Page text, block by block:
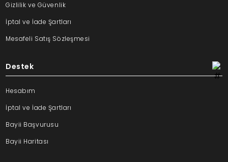
Gizlilik ve Güvenlik
İptal ve İade Şartları
Mesafeli Satış Sözleşmesi
Destek
Hesabım
İptal ve İade Şartları
Bayii Başvurusu
Bayii Haritası